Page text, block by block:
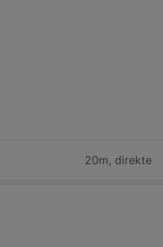
20m, direkte